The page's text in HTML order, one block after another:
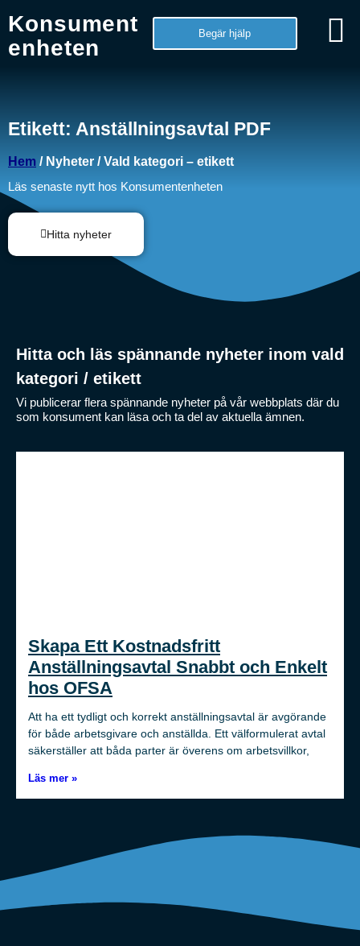
Konsument
enheten
Begär hjälp
Etikett: Anställningsavtal PDF
Hem / Nyheter / Vald kategori – etikett
Läs senaste nytt hos Konsumentenheten
Hitta nyheter
Hitta och läs spännande nyheter inom vald
kategori / etikett
Vi publicerar flera spännande nyheter på vår webbplats där du
som konsument kan läsa och ta del av aktuella ämnen.
Skapa Ett Kostnadsfritt
Anställningsavtal Snabbt och Enkelt
hos OFSA
Att ha ett tydligt och korrekt anställningsavtal är avgörande
för både arbetsgivare och anställda. Ett välformulerat avtal
säkerställer att båda parter är överens om arbetsvillkor,
Läs mer »